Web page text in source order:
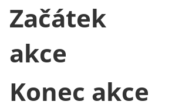
Začátek
akce
Konec akce